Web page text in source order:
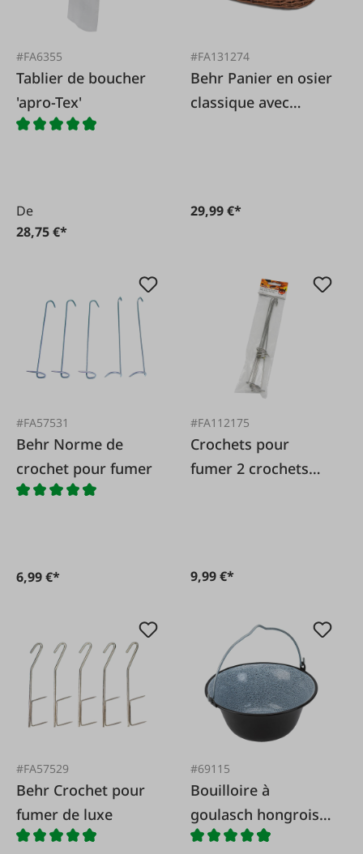
#FA6355
Tablier de boucher
'apro-Tex'
De
28,75 €*
#FA131274
Behr Panier en osier
classique avec
29,99 €*
#FA57531
Behr Norme de
crochet pour fumer
6,99 €*
#FA112175
Crochets pour
fumer 2 crochets
9,99 €*
#FA57529
Behr Crochet pour
fumer de luxe
#69115
Bouilloire à
goulasch hongroise
originale